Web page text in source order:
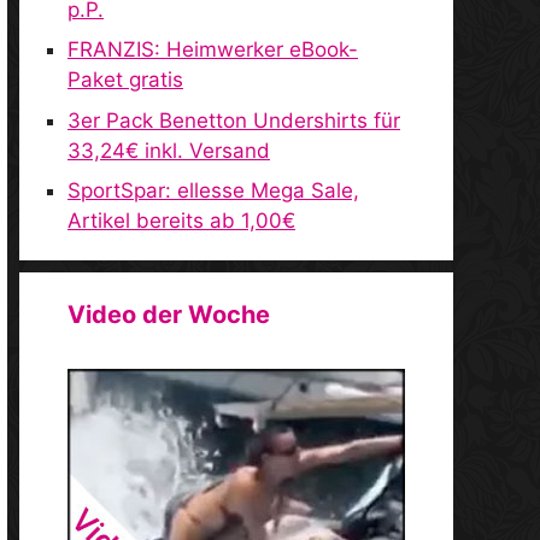
p.P.
FRANZIS: Heimwerker eBook-
Paket gratis
3er Pack Benetton Undershirts für
33,24€ inkl. Versand
SportSpar: ellesse Mega Sale,
Artikel bereits ab 1,00€
Video der Woche